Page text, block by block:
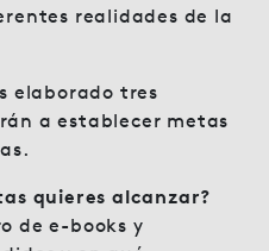
realidades de la
elaborado tres
a establecer metas
quieres alcanzar?
de e-books y